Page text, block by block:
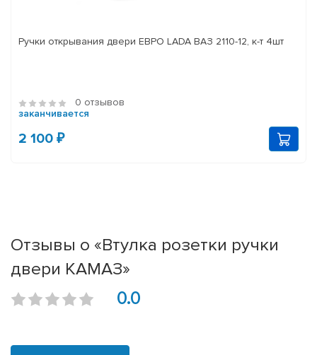
Ручки открывания двери ЕВРО LADA ВАЗ 2110-12, к-т 4шт
0 отзывов
заканчивается
2 100 ₽
Отзывы о «Втулка розетки ручки
двери КАМАЗ»
0.0